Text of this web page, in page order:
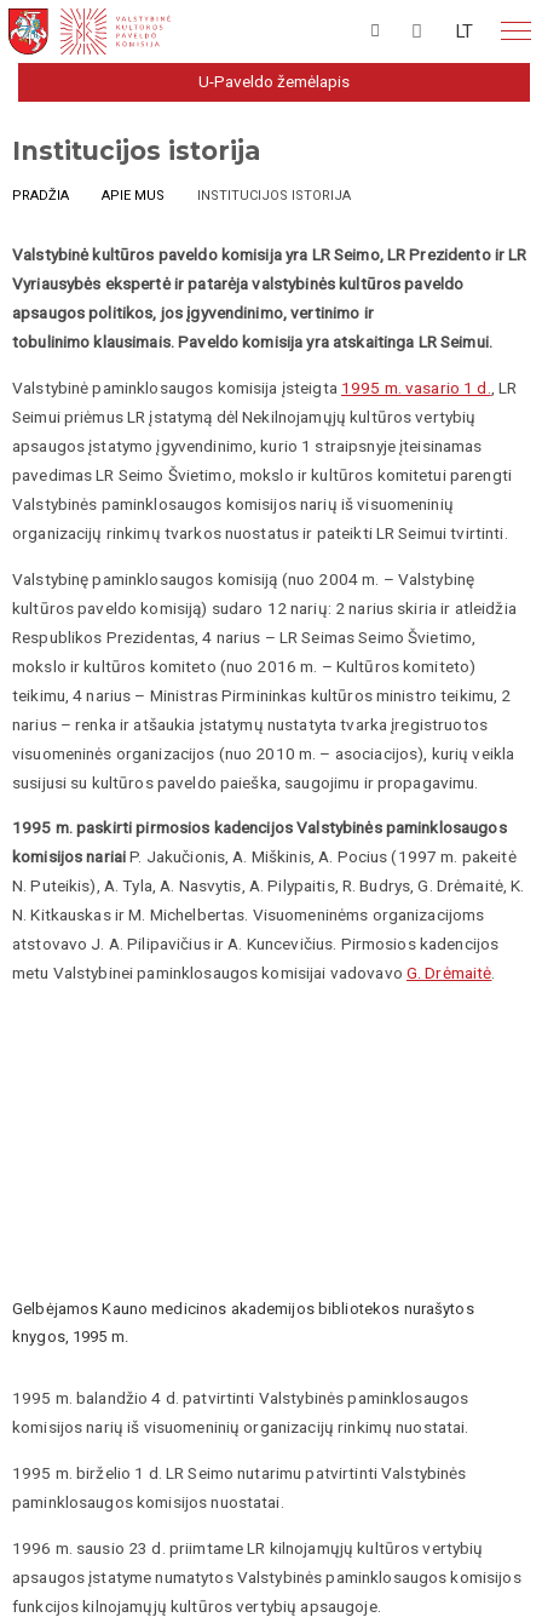
LT
U-Paveldo žemėlapis
Institucijos istorija
PRADŽIA APIE MUS INSTITUCIJOS ISTORIJA
Valstybinė kultūros paveldo komisija yra LR Seimo, LR Prezidento ir LR
Vyriausybės ekspertė ir patarėja valstybinės kultūros paveldo
apsaugos politikos, jos įgyvendinimo, vertinimo ir
tobulinimo klausimais. Paveldo komisija yra atskaitinga LR Seimui.
Valstybinė paminklosaugos komisija įsteigta 1995 m. vasario 1 d.
, LR
Seimui priėmus LR įstatymą dėl Nekilnojamųjų kultūros vertybių
apsaugos įstatymo įgyvendinimo, kurio 1 straipsnyje įteisinamas
pavedimas LR Seimo Švietimo, mokslo ir kultūros komitetui parengti
Valstybinės paminklosaugos komisijos narių iš visuomeninių
organizacijų rinkimų tvarkos nuostatus ir pateikti LR Seimui tvirtinti.
Valstybinę paminklosaugos komisiją (nuo 2004 m. – Valstybinę
kultūros paveldo komisiją) sudaro 12 narių: 2 narius skiria ir atleidžia
Respublikos Prezidentas, 4 narius – LR Seimas Seimo Švietimo,
mokslo ir kultūros komiteto (nuo 2016 m. – Kultūros komiteto)
teikimu, 4 narius – Ministras Pirmininkas kultūros ministro teikimu, 2
narius – renka ir atšaukia įstatymų nustatyta tvarka įregistruotos
visuomeninės organizacijos (nuo 2010 m. – asociacijos), kurių veikla
susijusi su kultūros paveldo paieška, saugojimu ir propagavimu.
1995 m. paskirti pirmosios kadencijos Valstybinės paminklosaugos
komisijos nariaiP. Jakučionis, A. Miškinis, A. Pocius (1997 m. pakeitė
N. Puteikis), A. Tyla, A. Nasvytis, A. Pilypaitis, R. Budrys, G. Drėmaitė, K.
N. Kitkauskas ir M. Michelbertas. Visuomeninėms organizacijoms
atstovavo J. A. Pilipavičius ir A. Kuncevičius. Pirmosios kadencijos
metu Valstybinei paminklosaugos komisijai vadovavo G. Drėmaitė
Gelbėjamos Kauno medicinos akademijos bibliotekos nurašytos
knygos, 1995 m.
1995 m. balandžio 4 d. patvirtinti Valstybinės paminklosaugos
komisijos narių iš visuomeninių organizacijų rinkimų nuostatai.
1995 m. birželio 1 d. LR Seimo nutarimu patvirtinti Valstybinės
paminklosaugos komisijos nuostatai.
1996 m. sausio 23 d. priimtame LR kilnojamųjų kultūros vertybių
apsaugos įstatyme numatytos Valstybinės paminklosaugos komisijos
funkcijos kilnojamųjų kultūros vertybių apsaugoje.